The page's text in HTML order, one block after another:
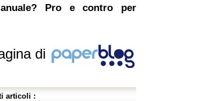
Pro e contro per
di
articoli :